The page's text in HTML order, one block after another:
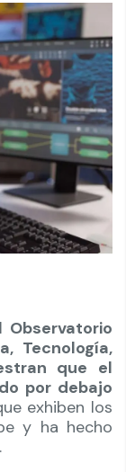
Tecnología,
que el
por debajo
exhiben los
y ha hecho